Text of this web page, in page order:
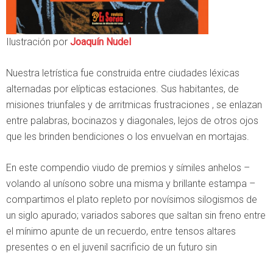
Ilustración por Joaquín Nudel
Nuestra letrística fue construida entre ciudades léxicas
alternadas por elípticas estaciones. Sus habitantes, de
misiones triunfales y de arritmicas frustraciones , se enlazan
entre palabras, bocinazos y diagonales, lejos de otros ojos
que les brinden bendiciones o los envuelvan en mortajas.
En este compendio viudo de premios y símiles anhelos –
volando al unísono sobre una misma y brillante estampa –
compartimos el plato repleto por novísimos silogismos de
un siglo apurado; variados sabores que saltan sin freno entre
el mínimo apunte de un recuerdo, entre tensos altares
presentes o en el juvenil sacrificio de un futuro sin